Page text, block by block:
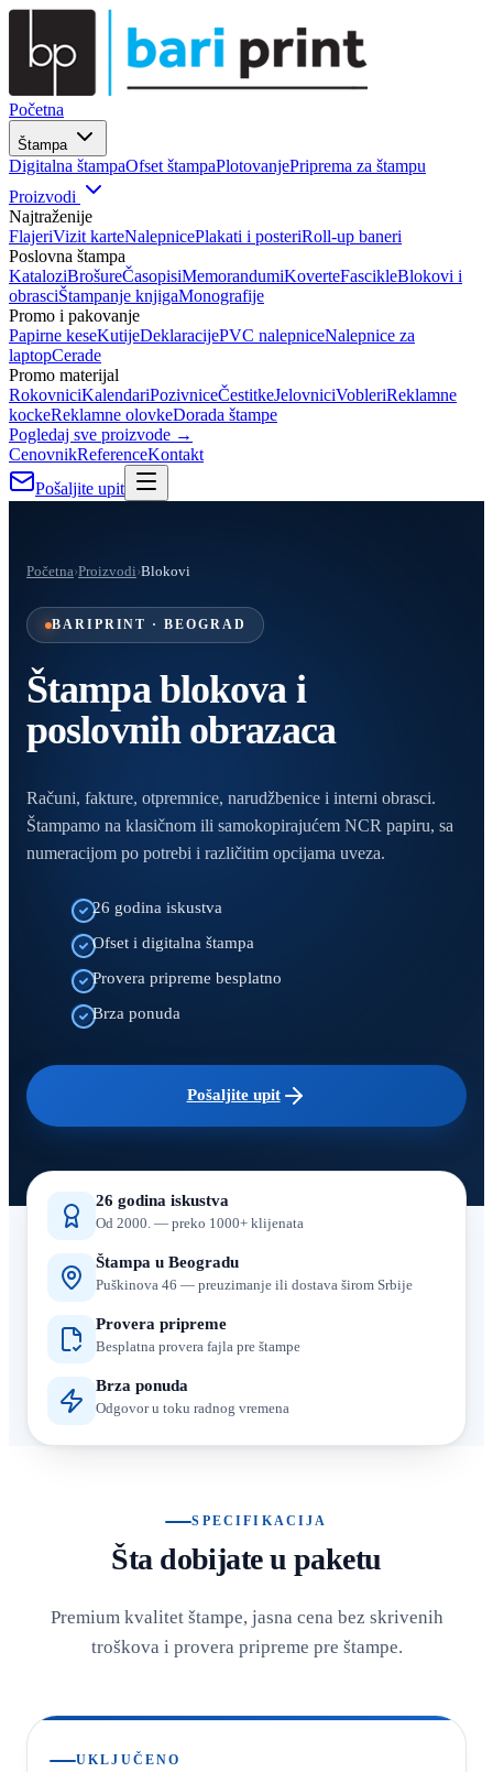
Početna
Štampa
Digitalna štampaOfset štampaPlotovanjePriprema za štampu
Proizvodi
Najtraženije
FlajeriVizit karteNalepnicePlakati i posteriRoll-up baneri
Poslovna štampa
KataloziBrošureČasopisiMemorandumiKoverteFascikleBlokovi i
obrasciŠtampanje knjigaMonografije
Promo i pakovanje
Papirne keseKutijeDeklaracijePVC nalepniceNalepnice za
laptopCerade
Promo materijal
RokovniciKalendariPozivniceČestitkeJelovniciVobleriReklamne
kockeReklamne olovkeDorada štampe
Pogledaj sve proizvode →
CenovnikReferenceKontakt
Pošaljite upit
Početna›Proizvodi›Blokovi
BARIPRINT · BEOGRAD
Štampa blokova i
poslovnih obrazaca
Računi, fakture, otpremnice, narudžbenice i interni obrasci.
Štampamo na klasičnom ili samokopirajućem NCR papiru, sa
numeracijom po potrebi i različitim opcijama uveza.
26 godina iskustva
Ofset i digitalna štampa
Provera pripreme besplatno
Brza ponuda
Pošaljite upit
26 godina iskustva
Od 2000. — preko 1000+ klijenata
Štampa u Beogradu
Puškinova 46 — preuzimanje ili dostava širom Srbije
Provera pripreme
Besplatna provera fajla pre štampe
Brza ponuda
Odgovor u toku radnog vremena
SPECIFIKACIJA
Šta dobijate u paketu
Premium kvalitet štampe, jasna cena bez skrivenih
troškova i provera pripreme pre štampe.
UKLJUČENO